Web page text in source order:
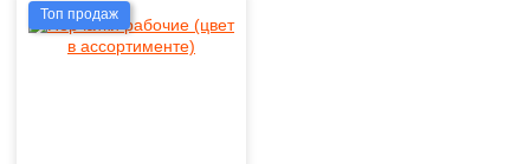
Топ продаж